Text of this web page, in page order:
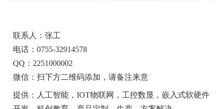
联系人：张工
电话：0755-32914578
QQ：2251000002
微信：扫下方二维码添加，请备注来意
提供：人工智能，IOT物联网，工控数显，嵌入式软硬件